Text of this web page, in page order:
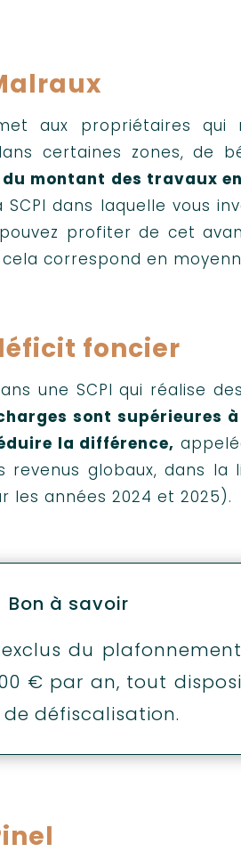
aux propriétaires qui
certaines zones, de
montant des travaux
SCPI dans laquelle vous
profiter de cet
cela correspond en
foncier
une SCPI qui réalise
sont supérieures
la différence,
revenus globaux, dans
les années 2024 et 2025).
Bon à savoir
du
€ par an, tout
défiscalisation.